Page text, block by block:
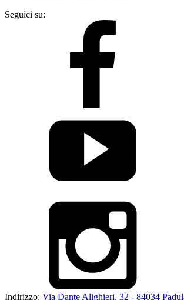
Seguici su:
Indirizzo: Via Dante Alighieri, 32 - 84034